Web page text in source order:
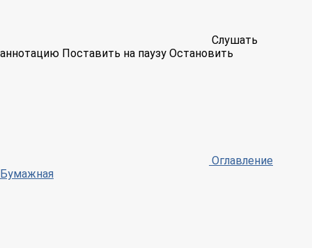
Слушать
аннотацию Поставить на паузу Остановить
Оглавление
Бумажная